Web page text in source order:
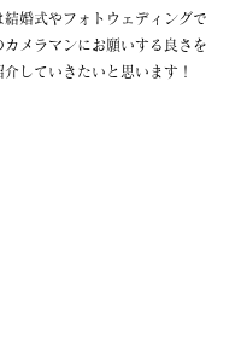
結婚式やフォトウェディングで
カメラマンにお願いする良さを
介していきたいと思います！